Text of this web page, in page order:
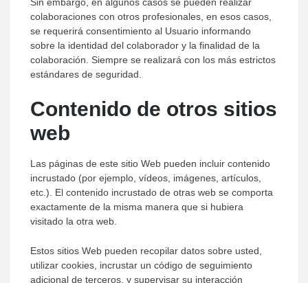
colaboraciones con otros profesionales, en esos casos,
se requerirá consentimiento al Usuario informando
sobre la identidad del colaborador y la finalidad de la
colaboración. Siempre se realizará con los más estrictos
estándares de seguridad.
Contenido de otros sitios
web
Las páginas de este sitio Web pueden incluir contenido
incrustado (por ejemplo, vídeos, imágenes, artículos,
etc.). El contenido incrustado de otras web se comporta
exactamente de la misma manera que si hubiera
visitado la otra web.
Estos sitios Web pueden recopilar datos sobre usted,
utilizar cookies, incrustar un código de seguimiento
adicional de terceros, y supervisar su interacción